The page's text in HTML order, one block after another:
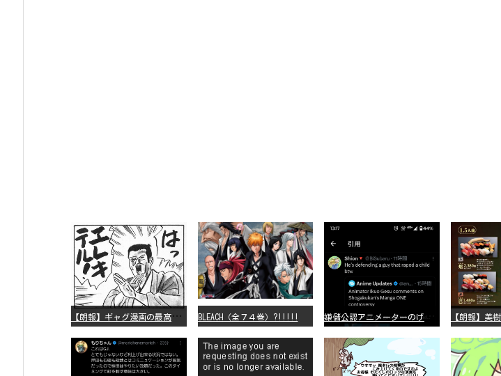
【
朗報】ギャグ漫画の最高傑作、「パタリロ」に決まる BLEACH（全７４巻）?!!!!! 嫌
儲公認アニメーターのげそいくおさん、マンガワン騒動を冷笑してスーパー大炎上